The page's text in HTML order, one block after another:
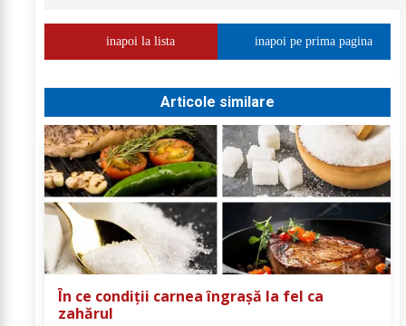
inapoi la lista inapoi pe prima pagina
Articole similare
În ce condiții carnea îngrașă la fel ca
zahărul